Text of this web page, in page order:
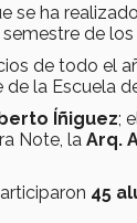
se ha
de
de todo el
la Escuela
Íñiguez;
Note, la Arq.
45